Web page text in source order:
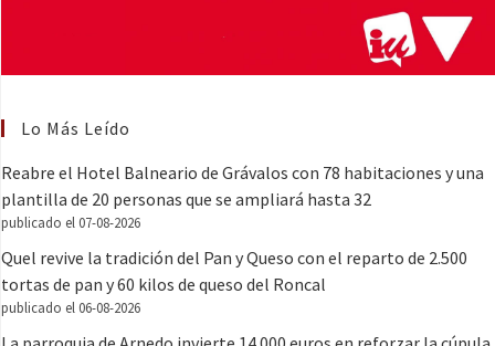
Lo Más Leído
Reabre el Hotel Balneario de Grávalos con 78 habitaciones y una
plantilla de 20 personas que se ampliará hasta 32
publicado el 07-08-2026
Quel revive la tradición del Pan y Queso con el reparto de 2.500
tortas de pan y 60 kilos de queso del Roncal
publicado el 06-08-2026